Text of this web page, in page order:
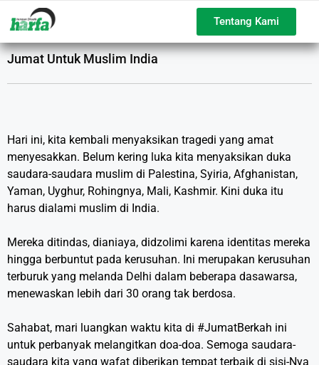
Tentang Kami
Jumat Untuk Muslim India
Hari ini, kita kembali menyaksikan tragedi yang amat
menyesakkan. Belum kering luka kita menyaksikan duka
saudara-saudara muslim di Palestina, Syiria, Afghanistan,
Yaman, Uyghur, Rohingnya, Mali, Kashmir. Kini duka itu
harus dialami muslim di India.
Mereka ditindas, dianiaya, didzolimi karena identitas mereka
hingga berbuntut pada kerusuhan. Ini merupakan kerusuhan
terburuk yang melanda Delhi dalam beberapa dasawarsa,
menewaskan lebih dari 30 orang tak berdosa.
Sahabat, mari luangkan waktu kita di #JumatBerkah ini
untuk perbanyak melangitkan doa-doa. Semoga saudara-
saudara kita yang wafat diberikan tempat terbaik di sisi-Nya